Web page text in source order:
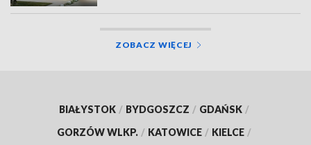
ZOBACZ WIĘCEJ
BIAŁYSTOK / BYDGOSZCZ / GDAŃSK /
GORZÓW WLKP. / KATOWICE / KIELCE /